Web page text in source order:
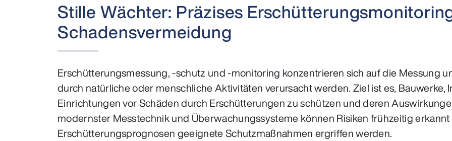
Stille Wächter: Präzises
Schadensvermeidung
Erschütterungsmessung, -schutz und -monitoring konzentrieren sich auf die Messung
durch natürliche oder menschliche Aktivitäten verursacht werden. Ziel ist es, Bauwerke,
Einrichtungen vor Schäden durch Erschütterungen zu schützen und deren
modernster Messtechnik und Überwachungssysteme können Risiken frühzeitig
Erschütterungsprognosen geeignete Schutzmaßnahmen ergriffen werden.